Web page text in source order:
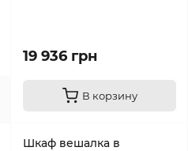
19 936 грн
В корзину
Шкаф вешалка в